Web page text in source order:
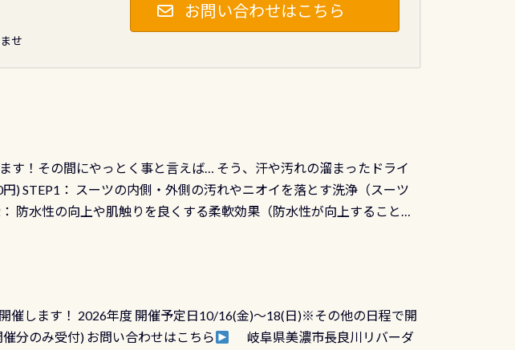
せ
お問い合わせはこちら
す！その間にやっとく事と言えば… そう、汗や汚れの溜まったドライ
) STEP1： スーツの内側・外側の汚れやニオイを落とす洗浄（スーツ
防水性の向上や肌触りを良くする柔軟効果（防水性が向上することで
ってのは避けましょう！実際水につけて水検査して調べます ●給気バ
ニングの際に行うのですが、空気を送り込む「給気バルブ」のオーバ
と一緒な訳ですから、ボタンが潮噛みしてドライスーツに空気が入り
催します！ 2026年度 開催予定日10/16(金)～18(日)※その他の日程で開
分のみ受付) お問い合わせはこちら
岐阜県美濃市長良川リバーダ